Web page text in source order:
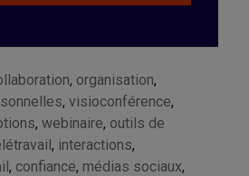
, organisation,
, visioconférence,
, webinaire, outils de
, interactions,
, confiance, médias sociaux,